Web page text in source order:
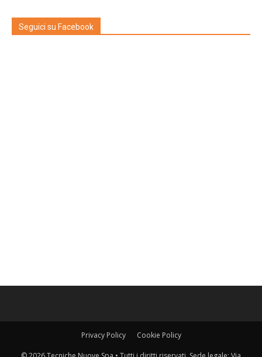
Seguici su Facebook
Privacy Policy Cookie Policy